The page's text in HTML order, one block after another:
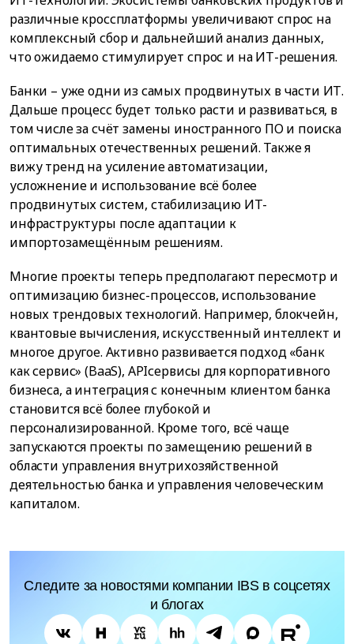
различные кроссплатформы увеличивают спрос на
комплексный сбор и дальнейший анализ данных,
что ожидаемо стимулирует спрос и на ИТ-решения.
Банки – уже одни из самых продвинутых в части ИТ.
Дальше процесс будет только расти и развиваться, в
том числе за счёт замены иностранного ПО и поиска
оптимальных отечественных решений. Также я
вижу тренд на усиление автоматизации,
усложнение и использование всё более
продвинутых систем, стабилизацию ИТ-
инфраструктуры после адаптации к
импортозамещённым решениям.
Многие проекты теперь предполагают пересмотр и
оптимизацию бизнес-процессов, использование
новых трендовых технологий. Например, блокчейн,
квантовые вычисления, искусственный интеллект и
многое другое. Активно развивается подход «банк
как сервис» (BaaS), APIсервисы для корпоративного
бизнеса, а интеграция с конечным клиентом банка
становится всё более глубокой и
персонализированной. Кроме того, всё чаще
запускаются проекты по замещению решений в
области управления внутрихозяйственной
деятельностью банка и управления человеческим
капиталом.
Следите за новостями компании IBS в соцсетях
и блогах